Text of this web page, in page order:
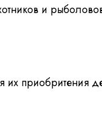
и
приобритения